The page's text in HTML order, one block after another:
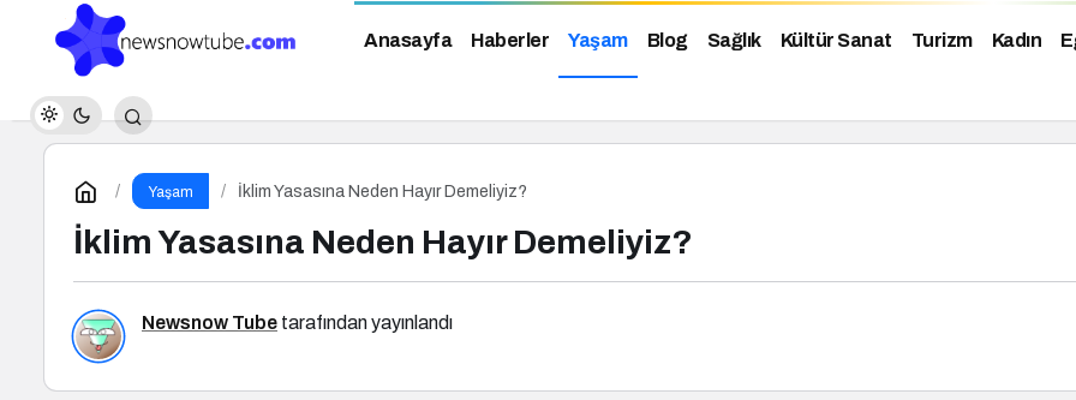
Anasayfa Haberler Yaşam Blog Sağlık Kültür Sanat Turizm Kadın
Yaşam İklim Yasasına Neden Hayır Demeliyiz?
İklim Yasasına Neden Hayır Demeliyiz?
Newsnow Tube tarafından yayınlandı